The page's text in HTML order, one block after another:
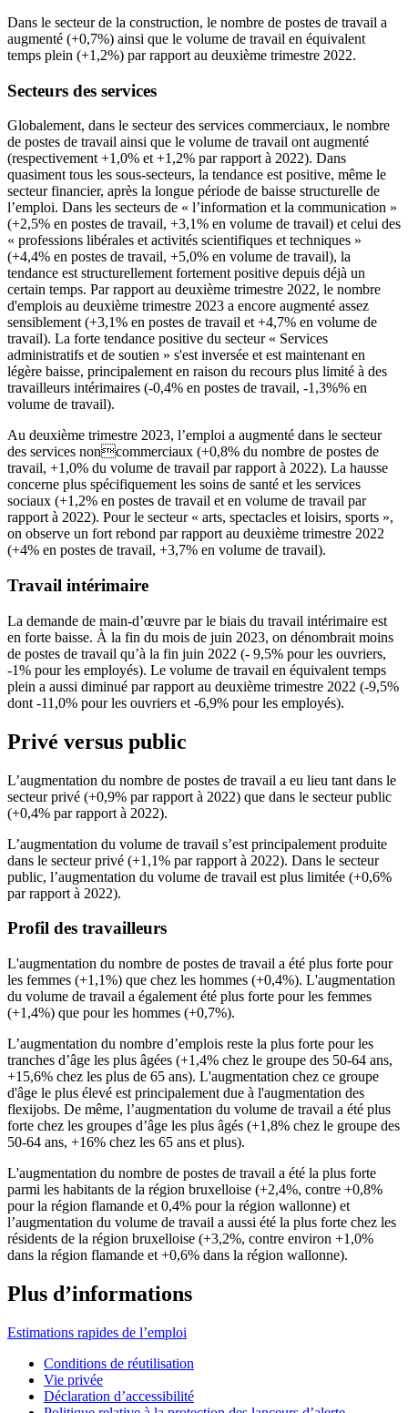
Dans le secteur de la construction, le nombre de postes de travail a
augmenté (+0,7%) ainsi que le volume de travail en équivalent
temps plein (+1,2%) par rapport au deuxième trimestre 2022.
Secteurs des services
Globalement, dans le secteur des services commerciaux, le nombre
de postes de travail ainsi que le volume de travail ont augmenté
(respectivement +1,0% et +1,2% par rapport à 2022). Dans
quasiment tous les sous-secteurs, la tendance est positive, même le
secteur financier, après la longue période de baisse structurelle de
l’emploi. Dans les secteurs de « l’information et la communication »
(+2,5% en postes de travail, +3,1% en volume de travail) et celui des
« professions libérales et activités scientifiques et techniques »
(+4,4% en postes de travail, +5,0% en volume de travail), la
tendance est structurellement fortement positive depuis déjà un
certain temps. Par rapport au deuxième trimestre 2022, le nombre
d'emplois au deuxième trimestre 2023 a encore augmenté assez
sensiblement (+3,1% en postes de travail et +4,7% en volume de
travail). La forte tendance positive du secteur « Services
administratifs et de soutien » s'est inversée et est maintenant en
légère baisse, principalement en raison du recours plus limité à des
travailleurs intérimaires (-0,4% en postes de travail, -1,3%% en
volume de travail).
Au deuxième trimestre 2023, l’emploi a augmenté dans le secteur
des services noncommerciaux (+0,8% du nombre de postes de
travail, +1,0% du volume de travail par rapport à 2022). La hausse
concerne plus spécifiquement les soins de santé et les services
sociaux (+1,2% en postes de travail et en volume de travail par
rapport à 2022). Pour le secteur « arts, spectacles et loisirs, sports »,
on observe un fort rebond par rapport au deuxième trimestre 2022
(+4% en postes de travail, +3,7% en volume de travail).
Travail intérimaire
La demande de main-d’œuvre par le biais du travail intérimaire est
en forte baisse. À la fin du mois de juin 2023, on dénombrait moins
de postes de travail qu’à la fin juin 2022 (- 9,5% pour les ouvriers,
-1% pour les employés). Le volume de travail en équivalent temps
plein a aussi diminué par rapport au deuxième trimestre 2022 (-9,5%
dont -11,0% pour les ouvriers et -6,9% pour les employés).
Privé versus public
L’augmentation du nombre de postes de travail a eu lieu tant dans le
secteur privé (+0,9% par rapport à 2022) que dans le secteur public
(+0,4% par rapport à 2022).
L’augmentation du volume de travail s’est principalement produite
dans le secteur privé (+1,1% par rapport à 2022). Dans le secteur
public, l’augmentation du volume de travail est plus limitée (+0,6%
par rapport à 2022).
Profil des travailleurs
L'augmentation du nombre de postes de travail a été plus forte pour
les femmes (+1,1%) que chez les hommes (+0,4%). L'augmentation
du volume de travail a également été plus forte pour les femmes
(+1,4%) que pour les hommes (+0,7%).
L’augmentation du nombre d’emplois reste la plus forte pour les
tranches d’âge les plus âgées (+1,4% chez le groupe des 50-64 ans,
+15,6% chez les plus de 65 ans). L'augmentation chez ce groupe
d'âge le plus élevé est principalement due à l'augmentation des
flexijobs. De même, l’augmentation du volume de travail a été plus
forte chez les groupes d’âge les plus âgés (+1,8% chez le groupe des
50-64 ans, +16% chez les 65 ans et plus).
L'augmentation du nombre de postes de travail a été la plus forte
parmi les habitants de la région bruxelloise (+2,4%, contre +0,8%
pour la région flamande et 0,4% pour la région wallonne) et
l’augmentation du volume de travail a aussi été la plus forte chez les
résidents de la région bruxelloise (+3,2%, contre environ +1,0%
dans la région flamande et +0,6% dans la région wallonne).
Plus d’informations
Estimations rapides de l’emploi
Conditions de réutilisation
Vie privée
Déclaration d’accessibilité